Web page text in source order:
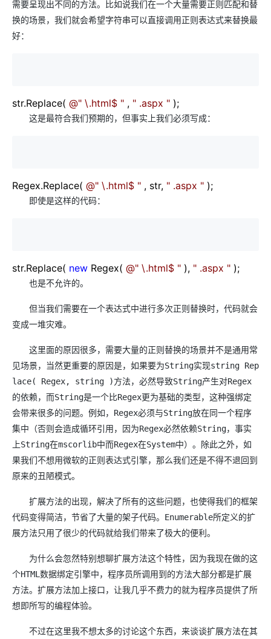
需要呈现出不同的方法。比如说我们在一个大量需要正则匹配和替
换的场景，我们就会希望字符串可以直接调用正则表达式来替换最
好：
str.Replace( @" \.html$ " , " .aspx " );
这是最符合我们预期的，但事实上我们必须写成：
Regex.Replace( @" \.html$ " , str, " .aspx " );
即使是这样的代码：
str.Replace( new Regex( @" \.html$ " ), " .aspx " );
也是不允许的。
但当我们需要在一个表达式中进行多次正则替换时，代码就会
变成一堆灾难。
这里面的原因很多，需要大量的正则替换的场景并不是通用常
见场景，当然更重要的原因是，如果要为String实现string Rep
lace( Regex, string )方法，必然导致String产生对Regex
的依赖，而String是一个比Regex更为基础的类型，这种强绑定
会带来很多的问题。例如，Regex必须与String放在同一个程序
集中（否则会造成循环引用，因为Regex必然依赖String，事实
上String在mscorlib中而Regex在System中）。除此之外，如
果我们不想用微软的正则表达式引擎，那么我们还是不得不退回到
原来的丑陋模式。
扩展方法的出现，解决了所有的这些问题，也使得我们的框架
代码变得简洁，节省了大量的架子代码。Enumerable所定义的扩
展方法只用了很少的代码就给我们带来了极大的便利。
为什么会忽然特别想聊扩展方法这个特性，因为我现在做的这
个HTML数据绑定引擎中，程序员所调用到的方法大部分都是扩展
方法。扩展方法加上接口，让我几乎不费力的就为程序员提供了所
想即所写的编程体验。
不过在这里我不想太多的讨论这个东西，来谈谈扩展方法在其